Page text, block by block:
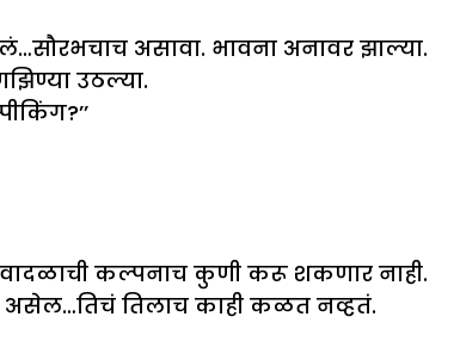
असावा. भावना अनावर झाल्या.
उठल्या.
कल्पनाच कुणी करू शकणार नाही.
असेल…तिचं तिलाच काही कळत नव्हतं.